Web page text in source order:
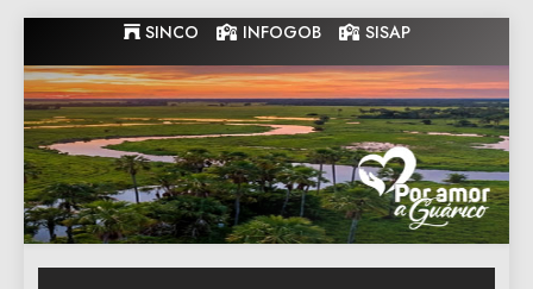
to
content
SINCO INFOGOB SISAP
Gobernacion
de Guarico
Gobernacion de Guarico